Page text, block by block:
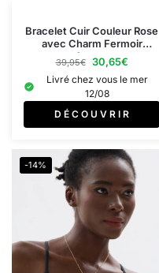
Bracelet Cuir Couleur Rose
avec Charm Fermoir
Argent
39,95€ 30,65€
Livré chez vous le mer
12/08
D É C O U V R I R
-14%